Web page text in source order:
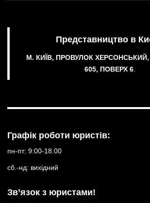
Представництво в
М. КИЇВ, ПРОВУЛОК ХЕРСОНСЬКИЙ,
605, ПОВЕРХ 6
Графік роботи юристів:
пн-пт: 9:00-18.00
сб.-нд: вихідний
Зв’язок з юристами!